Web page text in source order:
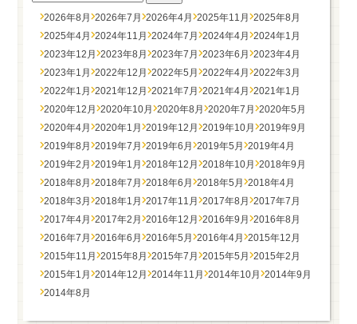
2026年8月 2026年7月 2026年4月 2025年11月 2025年8月
2025年4月 2024年11月 2024年7月 2024年4月 2024年1月
2023年12月 2023年8月 2023年7月 2023年6月 2023年4月
2023年1月 2022年12月 2022年5月 2022年4月 2022年3月
2022年1月 2021年12月 2021年7月 2021年4月 2021年1月
2020年12月 2020年10月 2020年8月 2020年7月 2020年5月
2020年4月 2020年1月 2019年12月 2019年10月 2019年9月
2019年8月 2019年7月 2019年6月 2019年5月 2019年4月
2019年2月 2019年1月 2018年12月 2018年10月 2018年9月
2018年8月 2018年7月 2018年6月 2018年5月 2018年4月
2018年3月 2018年1月 2017年11月 2017年8月 2017年7月
2017年4月 2017年2月 2016年12月 2016年9月 2016年8月
2016年7月 2016年6月 2016年5月 2016年4月 2015年12月
2015年11月 2015年8月 2015年7月 2015年5月 2015年2月
2015年1月 2014年12月 2014年11月 2014年10月 2014年9月
2014年8月